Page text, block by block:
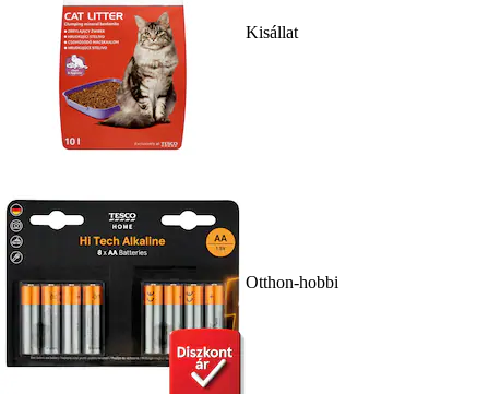
Kisállat
Otthon-hobbi